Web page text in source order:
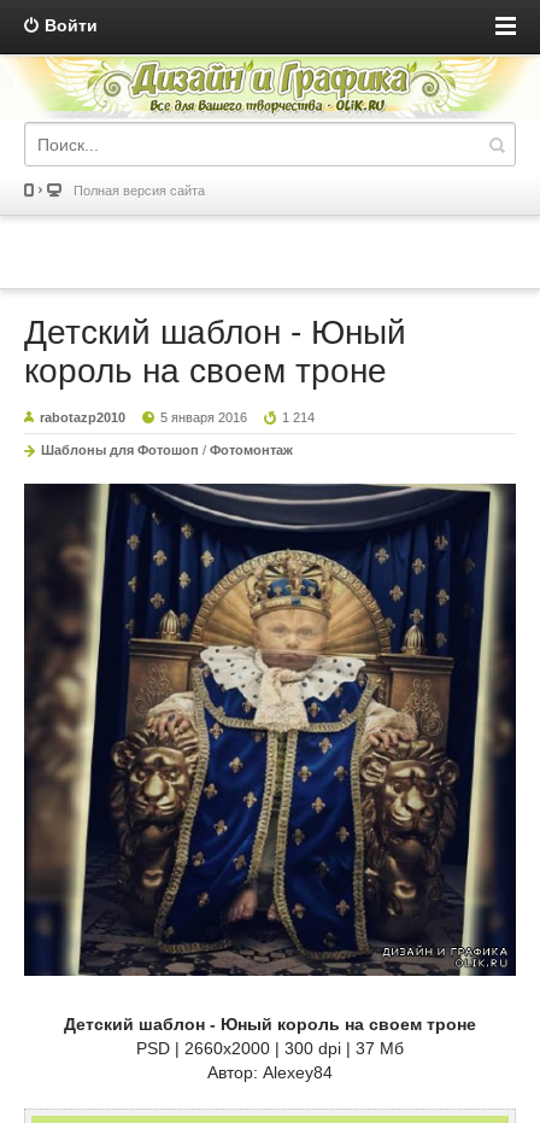
Войти
Полная версия сайта
Детский шаблон - Юный
король на своем троне
rabotazp2010 5 января 2016 1 214
Шаблоны для Фотошоп / Фотомонтаж
Детский шаблон - Юный король на своем троне
PSD | 2660x2000 | 300 dpi | 37 Мб
Автор: Alexey84